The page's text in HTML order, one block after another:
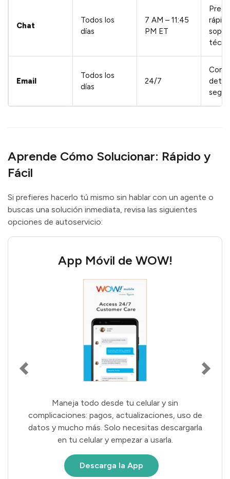
Chat
Todos los
días
7 AM – 11:45
PM ET
Email
Todos los
días
24/7
Aprende Cómo Solucionar: Rápido y
Fácil
Si prefieres hacerlo tú mismo sin hablar con un agente o
buscas una solución inmediata, revisa las siguientes
opciones de autoservicio:
Inicia Sesión en tu Cuenta
WOW!
Administra tu cuenta, revisa facturas o cambia
ajustes desde el portal online. Ingresa con las
credenciales de tu cuenta WOW!
Inicia sesión